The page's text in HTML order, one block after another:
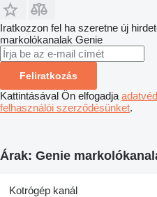
Iratkozzon fel ha szeretne új
markolókanalak Genie
Feliratkozás
Kattintásával Ön elfogadja
felhasználói szerződésünket.
Árak: Genie
Kotrógép kanál